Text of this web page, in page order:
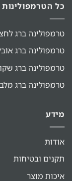
כל הטרמפולינות
טרמפולינה ברג
טרמפולינה ברג
טרמפולינה ברג
טרמפולינה ברג
מידע
אודות
תקנים ובטיחות
איכות מוצר